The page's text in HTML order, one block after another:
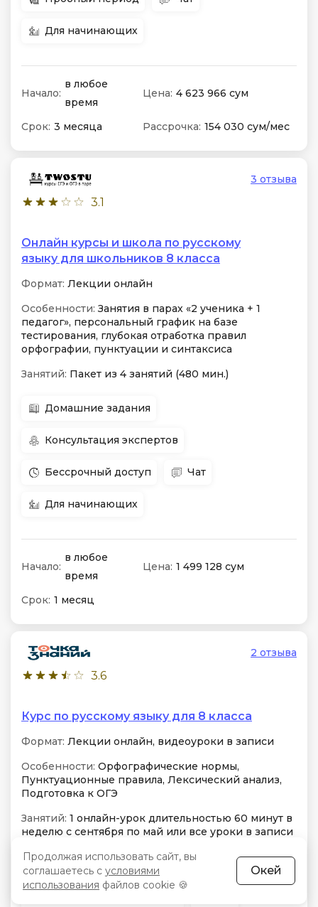
Для начинающих
Начало:
в любое
время
Цена: 4 623 966 сум
Срок: 3 месяца Рассрочка: 154 030 сум/мес
3.1
3 отзыва
Онлайн курсы и школа по русскому
языку для школьников 8 класса
Формат: Лекции онлайн
Особенности: Занятия в парах «2 ученика + 1
педагог», персональный график на базе
тестирования, глубокая отработка правил
орфографии, пунктуации и синтаксиса
Занятий: Пакет из 4 занятий (480 мин.)
Домашние задания
Консультация экспертов
Бессрочный доступ Чат
Для начинающих
Начало:
в любое
время
Цена: 1 499 128 сум
Срок: 1 месяц
3.6
2 отзыва
Курс по русскому языку для 8 класса
Формат: Лекции онлайн, видеоуроки в записи
Особенности: Орфографические нормы,
Пунктуационные правила, Лексический анализ,
Подготовка к ОГЭ
Занятий: 1 онлайн-урок длительностью 60 минут в
неделю с сентября по май или все уроки в записи
Практика Домашние задания
Продолжая использовать сайт, вы
соглашаетесь с условиями
использования файлов cookie 🍪
Окей